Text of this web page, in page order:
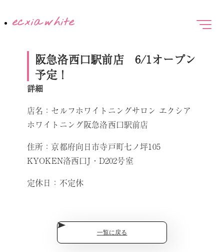
阪急洛西口駅前店 6/1オープン
予定！
詳細
店名：セルフホワイトニングサロン エクシア
ホワイトニング阪急洛西口駅前店
住所：京都府向日市寺戸町七ノ坪105
KYOKEN洛西口J・D202号室
定休日：不定休
一覧に戻る